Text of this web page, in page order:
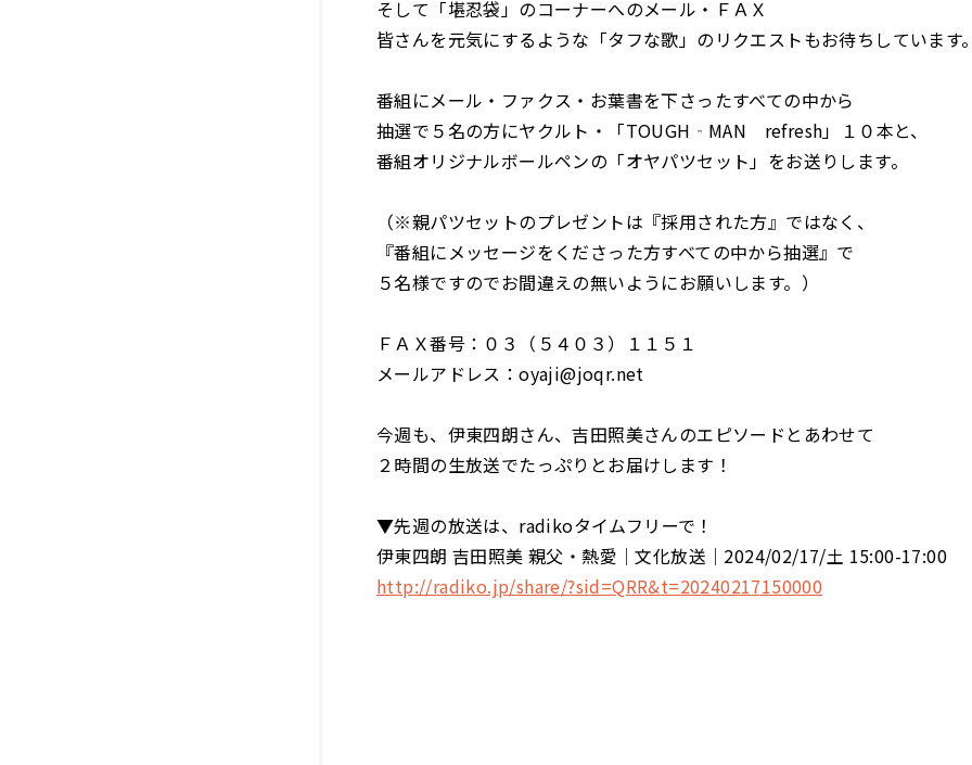
そして「堪忍袋」のコーナーへのメール・ＦＡＸ
皆さんを元気にするような「タフな歌」のリクエストもお待ちしています
番組にメール・ファクス・お葉書を下さったすべての中から
抽選で５名の方にヤクルト・「TOUGH‐MAN refresh」１０本と、
番組オリジナルボールペンの「オヤパツセット」をお送りします。
（※親パツセットのプレゼントは『採用された方』ではなく、
『番組にメッセージをくださった方すべての中から抽選』で
５名様ですのでお間違えの無いようにお願いします。）
ＦＡＸ番号：０３（５４０３）１１５１
メールアドレス：oyaji@joqr.net
今週も、伊東四朗さん、吉田照美さんのエピソードとあわせて
２時間の生放送でたっぷりとお届けします！
▼先週の放送は、radikoタイムフリーで！
伊東四朗 吉田照美 親父・熱愛│文化放送│2024/02/17/土 15:00-17:00
http://radiko.jp/share/?sid=QRR&t=20240217150000